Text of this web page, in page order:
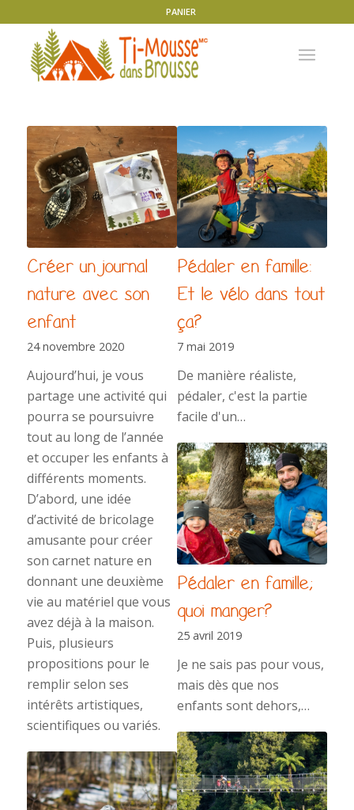
PANIER
Créer un journal
nature avec son
enfant
24 novembre 2020
Aujourd’hui, je vous
partage une activité qui
pourra se poursuivre
tout au long de l’année
et occuper les enfants à
différents moments.
D’abord, une idée
d’activité de bricolage
amusante pour créer
son carnet nature en
donnant une deuxième
vie au matériel que vous
avez déjà à la maison.
Puis, plusieurs
propositions pour le
remplir selon ses
intérêts artistiques,
scientifiques ou variés.
Pédaler en famille:
Et le vélo dans tout
ça?
7 mai 2019
De manière réaliste,
pédaler, c'est la partie
facile d'un…
Pédaler en famille;
quoi manger?
25 avril 2019
Je ne sais pas pour vous,
mais dès que nos
enfants sont dehors,…